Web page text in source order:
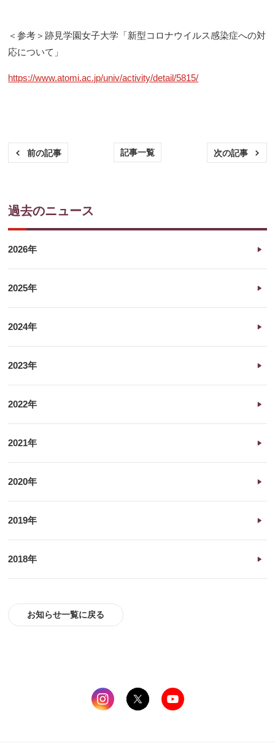
＜参考＞跡見学園女子大学「新型コロナウイルス感染症への対
応について」
https://www.atomi.ac.jp/univ/activity/detail/5815/
前の記事 記事一覧 次の記事
過去のニュース
2026年
2025年
2024年
2023年
2022年
2021年
2020年
2019年
2018年
お知らせ一覧に戻る